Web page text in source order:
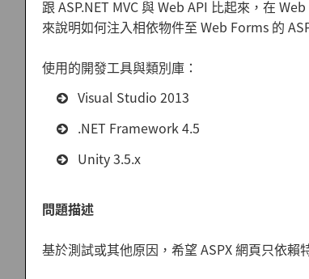
跟 ASP.NET MVC 與 Web API 比起來，在
來說明如何注入相依物件至 Web Forms 的
使用的開發工具與類別庫：
Visual Studio 2013
.NET Framework 4.5
Unity 3.5.x
問題描述
基於測試或其他原因，希望 ASPX 網頁只依賴